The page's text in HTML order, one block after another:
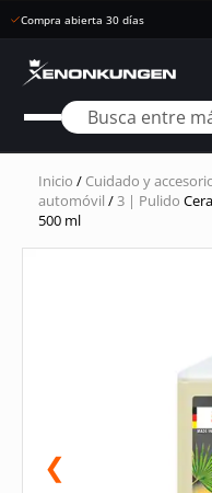
Compra abierta 30 días
Inicio / Cuidado y
automóvil /3 | Pulido
500 ml
❮